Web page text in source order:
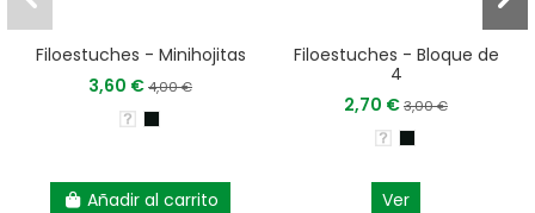
Filoestuches - Minihojitas
3,60 €4,00 €
Añadir al carrito
Filoestuches - Bloque de
4
2,70 €3,00 €
Ver